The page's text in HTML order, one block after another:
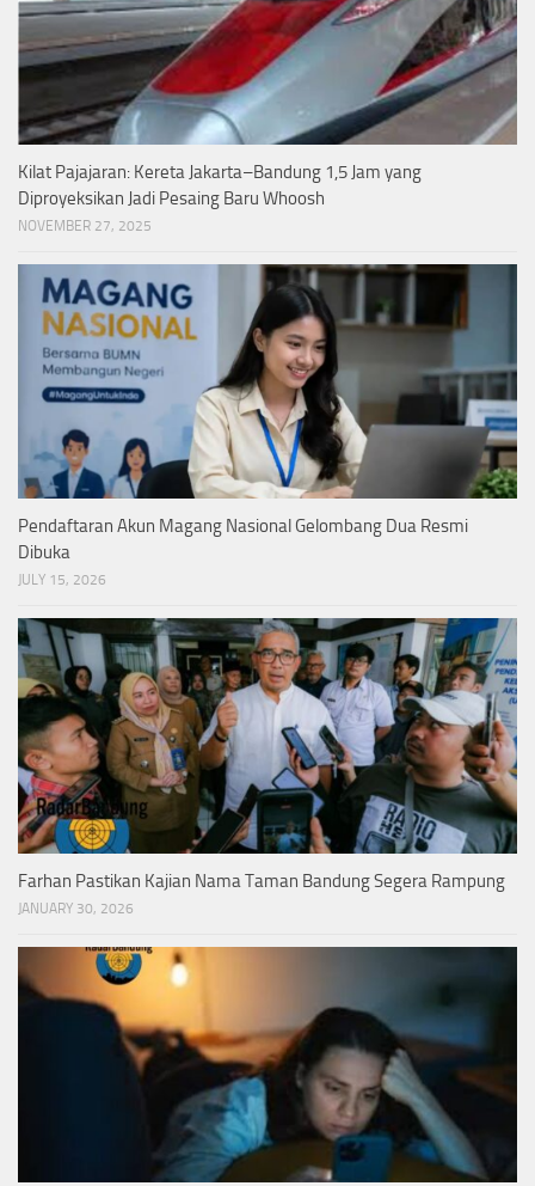
Kilat Pajajaran: Kereta Jakarta–Bandung 1,5 Jam yang
Diproyeksikan Jadi Pesaing Baru Whoosh
NOVEMBER 27, 2025
Pendaftaran Akun Magang Nasional Gelombang Dua Resmi
Dibuka
JULY 15, 2026
Farhan Pastikan Kajian Nama Taman Bandung Segera Rampung
JANUARY 30, 2026